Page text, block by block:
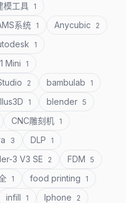
模工具 1
系统 1 Anycubic 2
1
Mini 1
2 bambulab 1
1 blender 5
CNC雕刻机 1
3 DLP 1
3 V3 SE 2 FDM 5
1 food printing 1
infill 1 Iphone 2